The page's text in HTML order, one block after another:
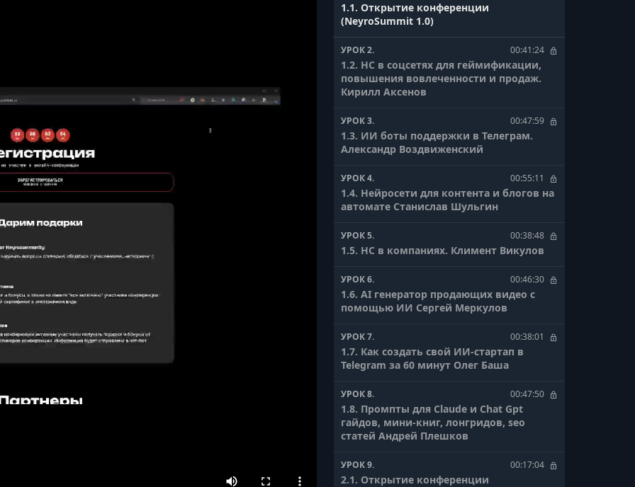
1.1. Открытие конференции
(NeyroSummit 1.0)
УРОК 2. 00:41:24
1.2. НС в соцсетях для геймификации,
повышения вовлеченности и продаж.
Кирилл Аксенов
УРОК 3. 00:47:59
1.3. ИИ боты поддержки в Телеграм.
Александр Воздвиженский
УРОК 4. 00:55:11
1.4. Нейросети для контента и блогов на
автомате Станислав Шульгин
УРОК 5. 00:38:48
1.5. НС в компаниях. Климент Викулов
УРОК 6. 00:46:30
1.6. AI генератор продающих видео с
помощью ИИ Сергей Меркулов
УРОК 7. 00:38:01
1.7. Как создать свой ИИ-стартап в
Telegram за 60 минут Олег Баша
УРОК 8. 00:47:50
1.8. Промпты для Claude и Chat Gpt
гайдов, мини-книг, лонгридов, seo
статей Андрей Плешков
УРОК 9. 00:17:04
2.1. Открытие конференции